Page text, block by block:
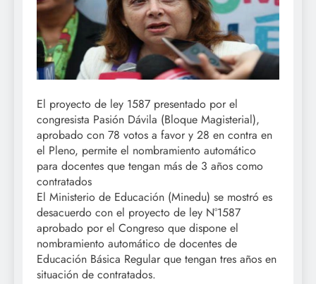
El proyecto de ley 1587 presentado por el
congresista Pasión Dávila (Bloque Magisterial),
aprobado con 78 votos a favor y 28 en contra en
el Pleno, permite el nombramiento automático
para docentes que tengan más de 3 años como
contratados
El Ministerio de Educación (Minedu) se mostró es
desacuerdo con el proyecto de ley N°1587
aprobado por el Congreso que dispone el
nombramiento automático de docentes de
Educación Básica Regular que tengan tres años en
situación de contratados.